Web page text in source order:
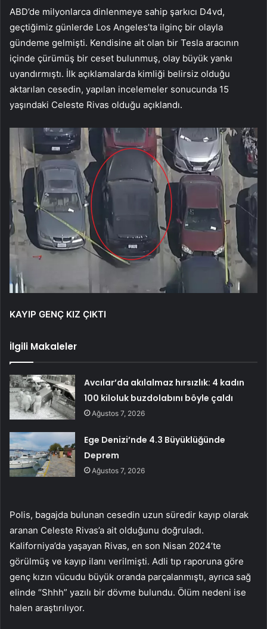
ABD’de milyonlarca dinlenmeye sahip şarkıcı D4vd,
geçtiğimiz günlerde Los Angeles’ta ilginç bir olayla
gündeme gelmişti. Kendisine ait olan bir Tesla aracının
içinde çürümüş bir ceset bulunmuş, olay büyük yankı
uyandırmıştı. İlk açıklamalarda kimliği belirsiz olduğu
aktarılan cesedin, yapılan incelemeler sonucunda 15
yaşındaki Celeste Rivas olduğu açıklandı.
KAYIP GENÇ KIZ ÇIKTI
İlgili Makaleler
Avcılar’da akılalmaz hırsızlık: 4 kadın
100 kiloluk buzdolabını böyle çaldı
Ağustos 7, 2026
Ege Denizi’nde 4.3 Büyüklüğünde
Deprem
Ağustos 7, 2026
Polis, bagajda bulunan cesedin uzun süredir kayıp olarak
aranan Celeste Rivas’a ait olduğunu doğruladı.
Kaliforniya’da yaşayan Rivas, en son Nisan 2024’te
görülmüş ve kayıp ilanı verilmişti. Adli tıp raporuna göre
genç kızın vücudu büyük oranda parçalanmıştı, ayrıca sağ
elinde “Shhh” yazılı bir dövme bulundu. Ölüm nedeni ise
halen araştırılıyor.